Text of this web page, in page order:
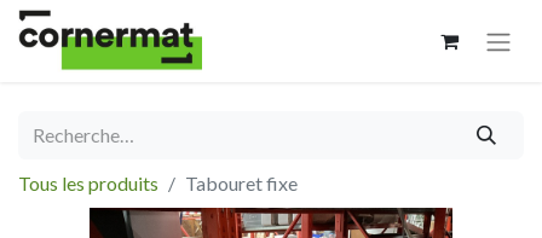
Tous les produits Tabouret fixe